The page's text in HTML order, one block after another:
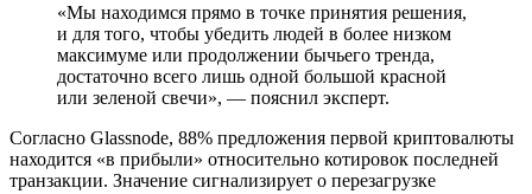
«Мы находимся прямо в точке принятия решения,
и для того, чтобы убедить людей в более низком
максимуме или продолжении бычьего тренда,
достаточно всего лишь одной большой красной
или зеленой свечи», — пояснил эксперт.
Согласно Glassnode, 88% предложения первой криптовалюты
находится «в прибыли» относительно котировок последней
транзакции. Значение сигнализирует о перезагрузке